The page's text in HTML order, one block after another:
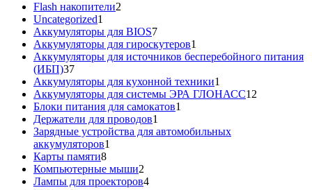
Flash накопители2
Uncategorized1
товар
Аккумуляторы для BIOS77
товаров
Аккумуляторы для гироскутеров1
товар
Аккумуляторы для источников бесперебойного питания
(ИБП)3737
товаров
Аккумуляторы для кухонной техники1
товар
Аккумуляторы для системы ЭРА ГЛОНАСС12
Блоки питания для самокатов1
Держатели для проводов1
товар
Зарядные устройства для автомобильных
аккумуляторов1
Карты памяти88
товаров
Компьютерные мыши2
товара
Лампы для проекторов44